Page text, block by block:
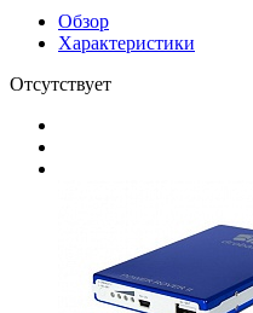
Обзор
Характеристики
Отсутствует